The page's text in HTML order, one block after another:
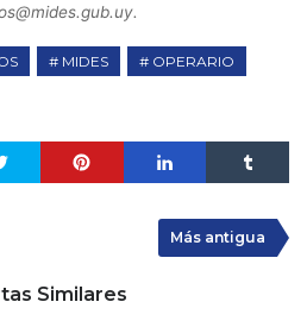
MIDES
OPERARIO
Más antigua
Similares